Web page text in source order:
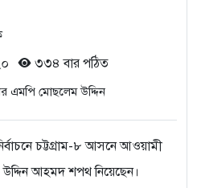
৩৩৪ বার পঠিত
চট্টগ্রাম-৮ আসনে আওয়ামী
আহমদ শপথ নিয়েছেন।